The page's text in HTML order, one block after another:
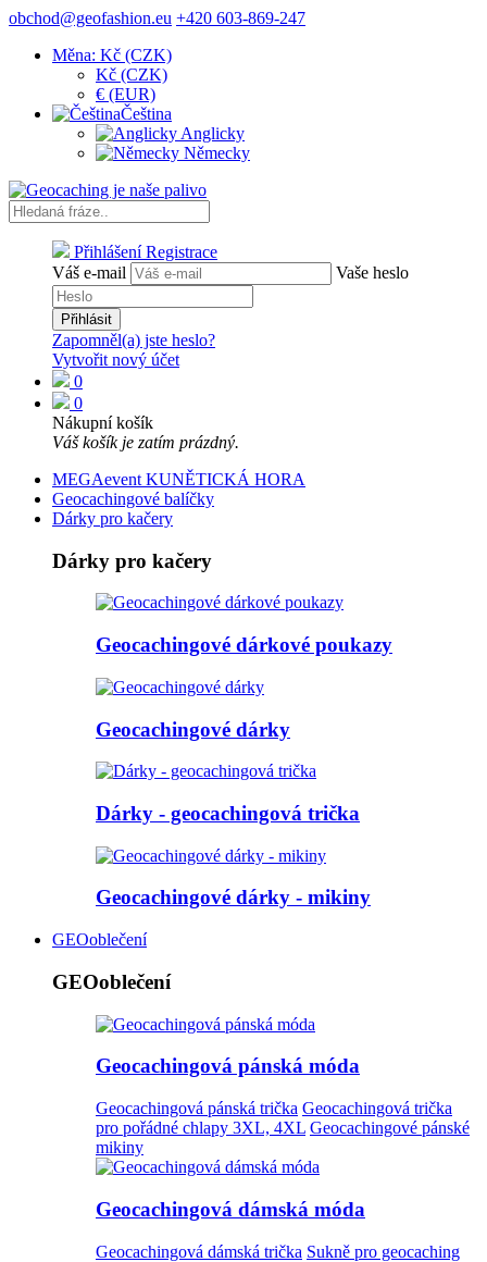
obchod@geofashion.eu +420 603-869-247
Měna: Kč (CZK)
Kč (CZK)
€ (EUR)
Čeština
Anglicky
Německy
Přihlášení Registrace
Váš e-mail
Vaše heslo
Přihlásit
Zapomněl(a) jste heslo?
Vytvořit nový účet
0
0
Nákupní košík
Váš košík je zatím prázdný.
MEGAevent KUNĚTICKÁ HORA
Geocachingové balíčky
Dárky pro kačery
Dárky pro kačery
Geocachingové dárkové poukazy
Geocachingové dárky
Dárky - geocachingová trička
Geocachingové dárky - mikiny
GEOoblečení
GEOoblečení
Geocachingová pánská móda
Geocachingová pánská trička Geocachingová trička
pro pořádné chlapy 3XL, 4XL Geocachingové pánské
mikiny
Geocachingová dámská móda
Geocachingová dámská trička Sukně pro geocaching